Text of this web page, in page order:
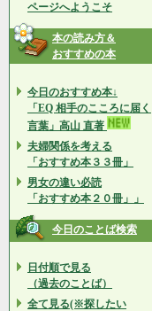
ページへようこそ
本の読み方＆
おすすめの本
今日のおすすめ本↓
「EQ 相手のこころに届く
言葉」高山 直著
夫婦関係を考える
「おすすめ本３３冊」
男女の違い必読
「おすすめ本２０冊」」
今日のことば検索
日付順で見る
（過去のことば）
全て見る(※探したい